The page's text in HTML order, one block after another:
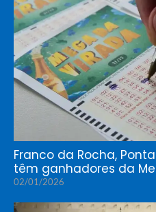
Franco da Rocha,
têm ganhadores da
02/01/2026